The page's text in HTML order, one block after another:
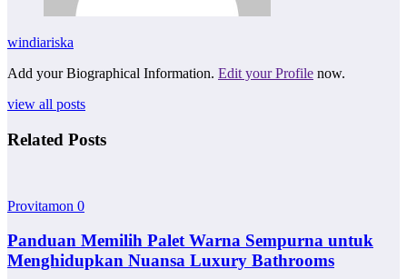
windiariska
Add your Biographical Information. Edit your Profile now.
view all posts
Related Posts
Provitamon 0
Panduan Memilih Palet Warna Sempurna untuk
Menghidupkan Nuansa Luxury Bathrooms